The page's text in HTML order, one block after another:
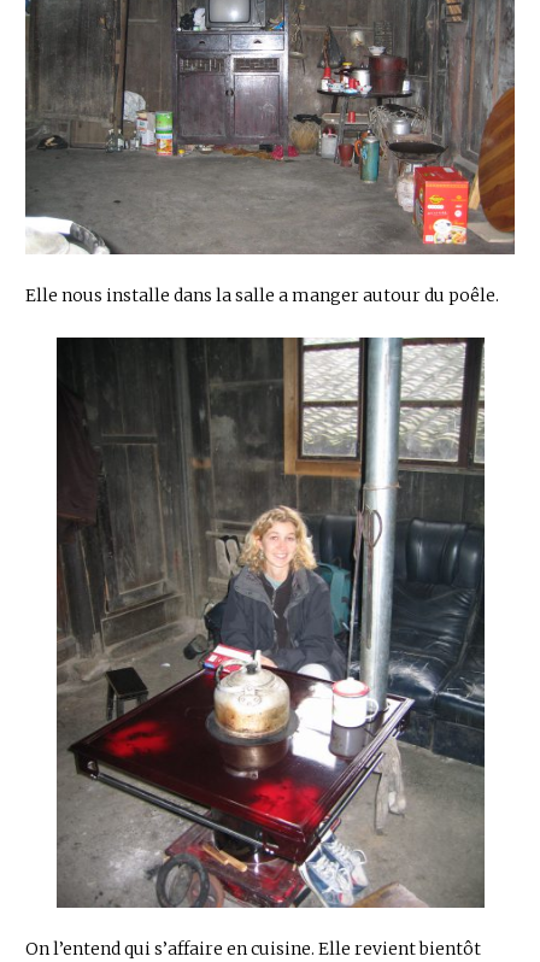
Elle nous installe dans la salle a manger autour du poêle.
On l’entend qui s’affaire en cuisine. Elle revient bientôt